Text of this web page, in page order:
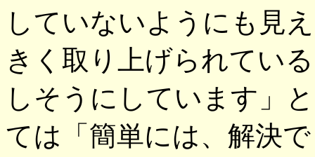
していないようにも見
きく取り上げられてい
しそうにしています」
ては「簡単には、解決